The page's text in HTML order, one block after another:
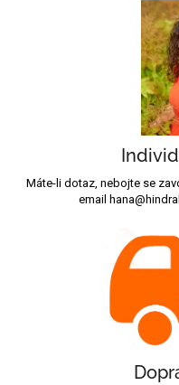
Máte-li dotaz, nebojte se
email